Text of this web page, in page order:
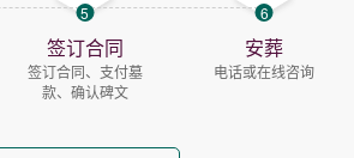
5
签订合同
签订合同、支付墓
款、确认碑文
6
安葬
电话或在线咨询